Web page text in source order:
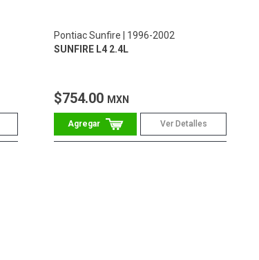
Pontiac Sunfire
1996-2002
SUNFIRE L4 2.4L
$754.00 MXN
Ver Detalles